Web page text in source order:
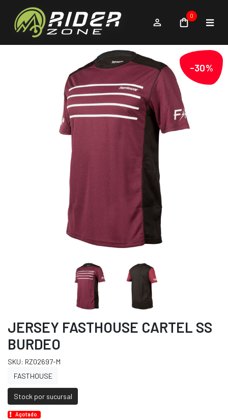
0
-30%
JERSEY FASTHOUSE CARTEL SS
BURDEO
SKU: RZ02697-M
FASTHOUSE
Stock por sucursal
Agotado.